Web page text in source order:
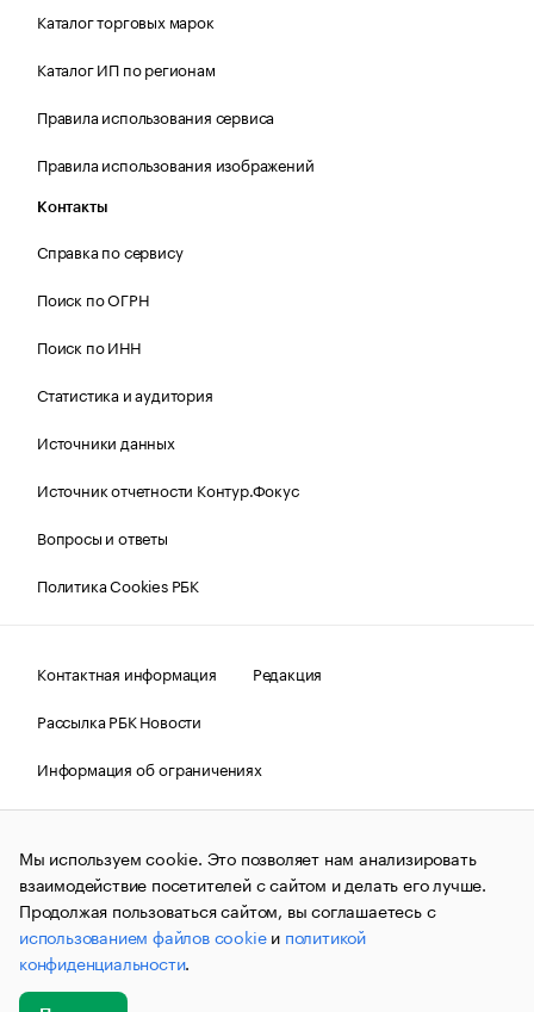
Каталог торговых марок
Каталог ИП по регионам
Правила использования сервиса
Правила использования изображений
Контакты
Справка по сервису
Поиск по ОГРН
Поиск по ИНН
Статистика и аудитория
Источники данных
Источник отчетности Контур.Фокус
Вопросы и ответы
Политика Cookies РБК
Контактная информация
Редакция
Рассылка РБК Новости
Информация об ограничениях
Правовая информация
О соблюдении авторских прав
© АО «РОСБИЗНЕСКОНСАЛТИНГ»,1995–2026.Сообщения
и материалы информационного агентства «РБК»
(зарегистрировано Федеральной службой по надзору в сфере
связи, информационных технологий и массовых
коммуникаций (Роскомнадзор) 09.12.2015 за номером ИА
№ФС77-63848) сопровождаются пометкой «РБК». Отдельные
публикации могут содержать информацию,
не предназначенную для пользователей
Мы используем cookie. Это позволяет нам анализировать
взаимодействие посетителей с сайтом и делать его лучше.
Продолжая пользоваться сайтом, вы соглашаетесь с
использованием файлов cookieи политикой
конфиденциальности.